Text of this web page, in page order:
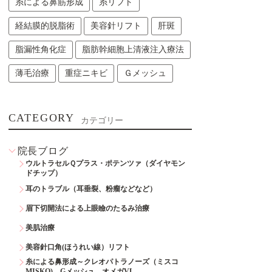
糸による鼻筋形成 糸リフト
経結膜的脱脂術 美容針リフト 肝斑
脂漏性角化症 脂肪幹細胞上清液注入療法
薄毛治療 重症ニキビ Ｇメッシュ
CATEGORY カテゴリー
院長ブログ
ウルトラセルＱプラス・ポテンツァ（ダイヤモン
ドチップ）
耳のトラブル（耳垂裂、粉瘤などなど）
眉下切開法による上眼瞼のたるみ治療
美肌治療
美容針口角(ほうれい線）リフト
糸による鼻形成～クレオパトラノーズ（ミスコ